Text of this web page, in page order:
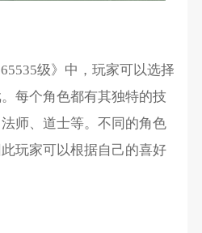
级》中，玩家可以选择
每个角色都有其独特的技
师、道士等。不同的角色
玩家可以根据自己的喜好